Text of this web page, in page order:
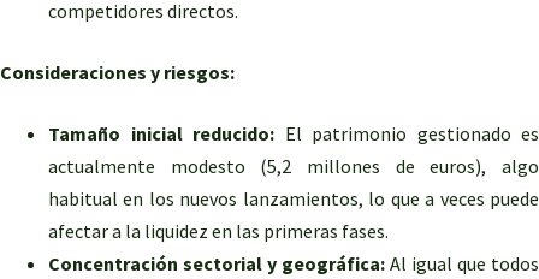
competidores directos.
Consideraciones y riesgos:
Tamaño inicial reducido: El patrimonio gestionado es
actualmente modesto (5,2 millones de euros), algo
habitual en los nuevos lanzamientos, lo que a veces puede
afectar a la liquidez en las primeras fases.
Concentración sectorial y geográfica: Al igual que todos